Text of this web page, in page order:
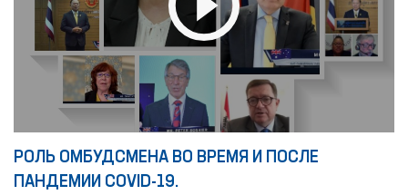
РОЛЬ ОМБУДСМЕНА ВО ВРЕМЯ И ПОСЛЕ
ПАНДЕМИИ COVID-19.